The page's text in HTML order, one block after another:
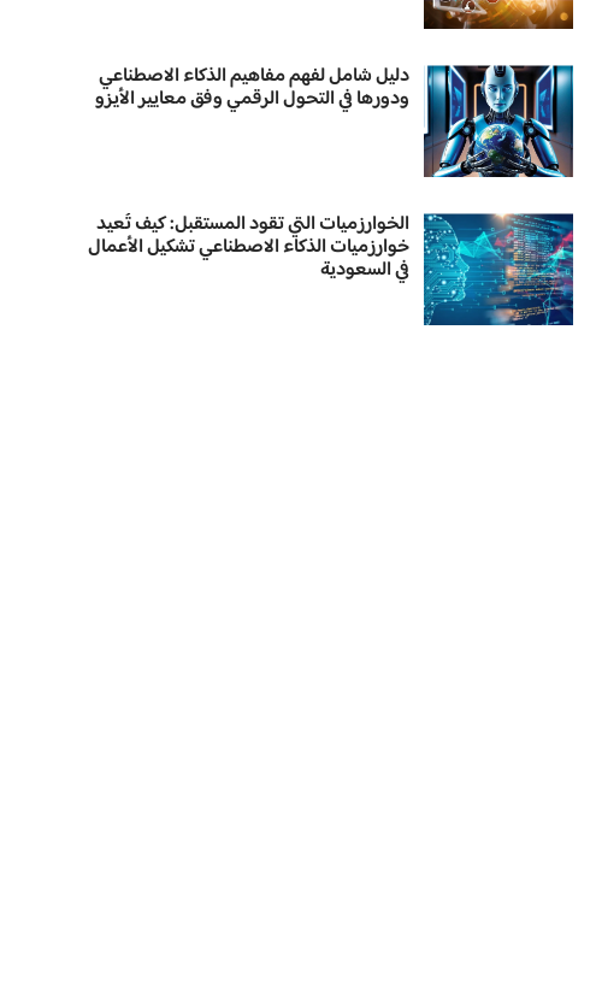
دليل شامل لفهم مفاهيم الذكاء الاصطناعي
ودورها في التحول الرقمي وفق معايير الأيزو
الخوارزميات التي تقود المستقبل: كيف تُعيد
خوارزميات الذكاء الاصطناعي تشكيل الأعمال
في السعودية